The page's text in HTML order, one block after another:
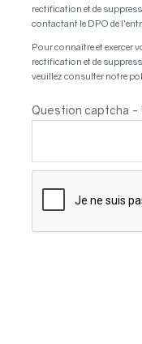
rectification et de
contactant le DPO de
Pour connaître et exercer
rectification et de
veuillez consulter notre
Question captcha -